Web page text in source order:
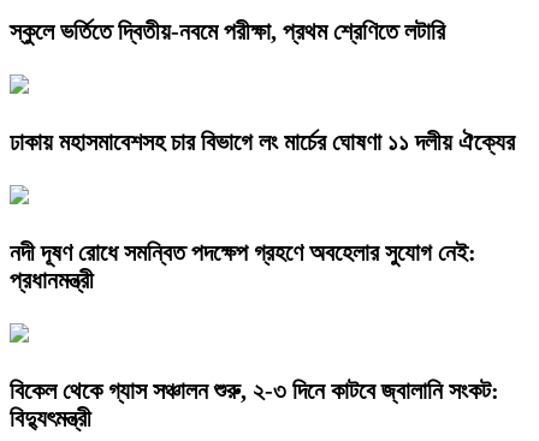
স্কুলে ভর্তিতে দ্বিতীয়-নবমে পরীক্ষা, প্রথম শ্রেণিতে লটারি
ঢাকায় মহাসমাবেশসহ চার বিভাগে লং মার্চের ঘোষণা ১১ দলীয় ঐক্যের
নদী দূষণ রোধে সমন্বিত পদক্ষেপ গ্রহণে অবহেলার সুযোগ নেই:
প্রধানমন্ত্রী
বিকেল থেকে গ্যাস সঞ্চালন শুরু, ২-৩ দিনে কাটবে জ্বালানি সংকট:
বিদ্যুৎমন্ত্রী